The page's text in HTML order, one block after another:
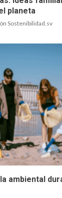
planeta
Sostenibilidad.sv
ambiental